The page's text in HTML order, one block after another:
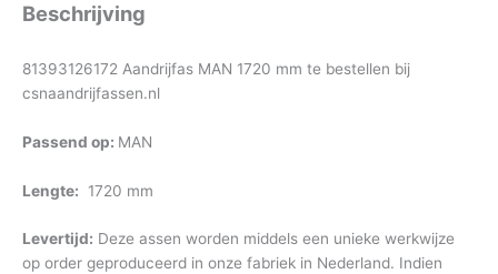
Beschrijving
81393126172 Aandrijfas MAN 1720 mm te bestellen bij
csnaandrijfassen.nl
Passend op: MAN
Lengte: 1720 mm
Levertijd: Deze assen worden middels een unieke werkwijze
op order geproduceerd in onze fabriek in Nederland. Indien